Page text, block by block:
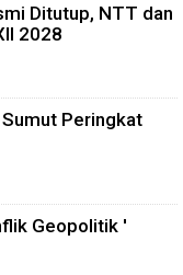
Ditutup, NTT dan
2028
Peringkat
Geopolitik '